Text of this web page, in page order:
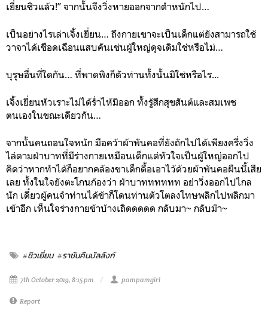
เยี่ยนชิวแล้ว!” จากนั้นจึงวิ่งหายออกจากตำหนักไป…
เป็นอย่างไรเล่าเจิ้งเยี่ยน… ถึงกายเขาจะเป็นเด็กแต่ยังสามารถใช้
วาจาได้เชือดเฉือนแสบคันเช่นผู้ใหญ่ดุจเดิมใช่หรือไม่…
บุรุษอื่นที่ใดกัน… ที่พาดพิงก็ตัวท่านทั้งนั้นมิใช่หรือไร...
เจิ้งเยี่ยนหัวเราะไม่ได้ร่ำไห้มิออก ทั้งรู้สึกสุขสันต์และสมเพช
ตนเองในขณะเดียวกัน…
จากนั้นคนถอนใจหนัก มือคว้าผ้าพันคอที่ยังถักไปได้เพียงครึ่งวิ่ง
ไล่ตามฝ่าบาทที่มีร่างกายเหมือนเด็กแต่หัวใจเป็นผู้ใหญ่ออกไป
คิดว่าหากทำได้ก็อยากคล้องขาเด็กดื้อเอาไว้ด้วยผ้าพันคอผืนนี้เสีย
เลย ทั้งในใจยังตะโกนก้องว่า ฝ่าบาทททททท อย่าวิ่งออกไปไกล
นัก เดี๋ยวผู้คนจำท่านได้ข้าก็โดนท่านตัวโตลงโทษพลิกไปพลิกมา
เข้าอีก เห็นใจร่างกายข้าบ้างเถิดดดดด กลับมา~ กลับม๊า~
#ชิวเยี่ยน #ราชันคืนบัลลังก์
7th October 2019, 8:15 pm pampamgirl
Report